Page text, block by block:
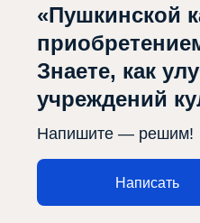
«Пушкинской
Знаете, как
учреждений
Напишите — решим!
Написать